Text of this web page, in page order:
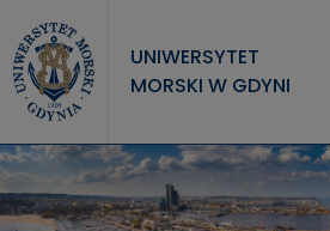
UNIWERSYTET
MORSKI W GDYNI
UNIWERSYTET
STUDIA